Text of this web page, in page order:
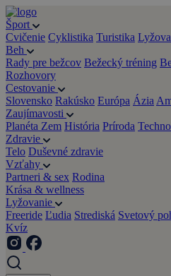
Šport
Cvičenie Cyklistika Turistika
Beh
Rady pre bežcov Bežecký tréning
Rozhovory
Cestovanie
Slovensko Rakúsko Európa Ázia
Zaujímavosti
Planéta Zem História Príroda
Zdravie
Telo Duševné zdravie
Vzťahy
Partneri & sex Rodina
Krása & wellness
Lyžovanie
Freeride Ľudia Strediská Svetový
Kvíz